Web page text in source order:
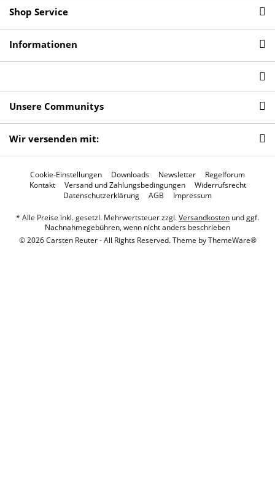
Shop Service
Informationen
Unsere Communitys
Wir versenden mit:
Cookie-Einstellungen Downloads Newsletter
Regelforum
Kontakt
Versand und Zahlungsbedingungen
Widerrufsrecht
Datenschutzerklärung
AGB Impressum
* Alle Preise inkl. gesetzl. Mehrwertsteuer zzgl.Versandkosten und ggf.
Nachnahmegebühren, wenn nicht anders beschrieben
© 2026 Carsten Reuter - All Rights Reserved. Theme byThemeWare®